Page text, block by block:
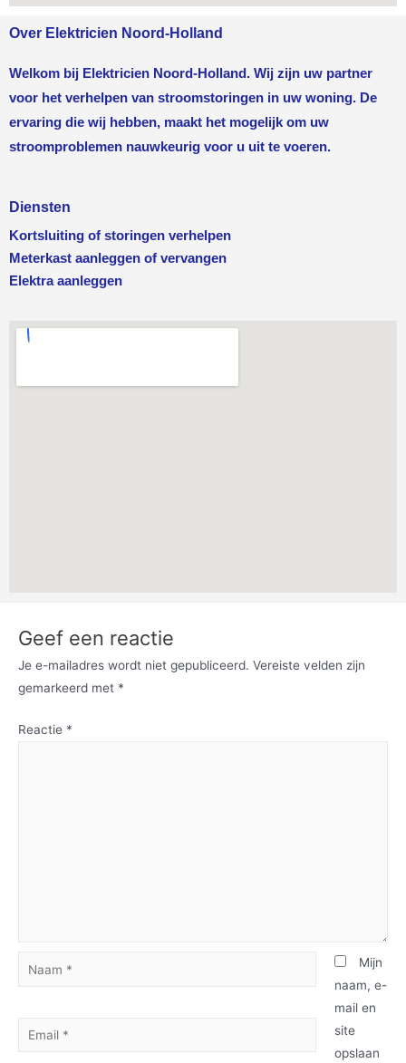
Over Elektricien Noord-Holland
Welkom bij Elektricien Noord-Holland. Wij zijn uw partner
voor het verhelpen van stroomstoringen in uw woning. De
ervaring die wij hebben, maakt het mogelijk om uw
stroomproblemen nauwkeurig voor u uit te voeren.
Diensten
Kortsluiting of storingen verhelpen
Meterkast aanleggen of vervangen
Elektra aanleggen
Geef een reactie
Je e-mailadres wordt niet gepubliceerd. Vereiste velden zijn
gemarkeerd met *
Reactie *
Mijn
naam, e-
mail en
site
opslaan